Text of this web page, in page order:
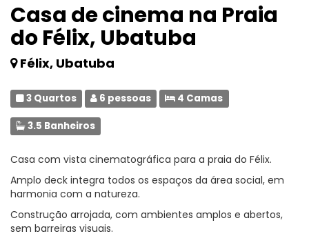
Casa de cinema na Praia
do Félix, Ubatuba
Félix, Ubatuba
3 Quartos 6 pessoas 4 Camas
3.5 Banheiros
Casa com vista cinematográfica para a praia do Félix.
Amplo deck integra todos os espaços da área social, em
harmonia com a natureza.
Construção arrojada, com ambientes amplos e abertos,
sem barreiras visuais.